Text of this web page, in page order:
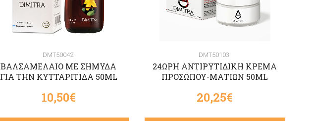
DMT50042
ΒΑΛΣΑΜΕΛΑΙΟ ΜΕ ΣΗΜΥΔΑ
ΓΙΑ ΤΗΝ ΚΥΤΤΑΡΙΤΙΔΑ 50ML
10,50€
DMT50103
24ΩΡΗ ΑΝΤΙΡΥΤΙΔΙΚΗ ΚΡΕΜΑ
ΠΡΟΣΩΠΟΥ-ΜΑΤΙΩΝ 50ML
20,25€